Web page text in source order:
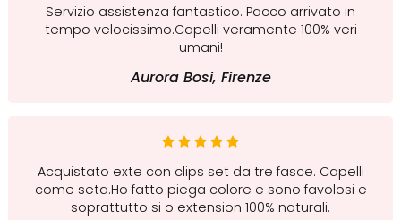
Servizio assistenza fantastico. Pacco arrivato in
tempo velocissimo.Capelli veramente 100% veri
umani!
Aurora Bosi, Firenze
Acquistato exte con clips set da tre fasce. Capelli
come seta.Ho fatto piega colore e sono favolosi e
soprattutto si o extension 100% naturali.